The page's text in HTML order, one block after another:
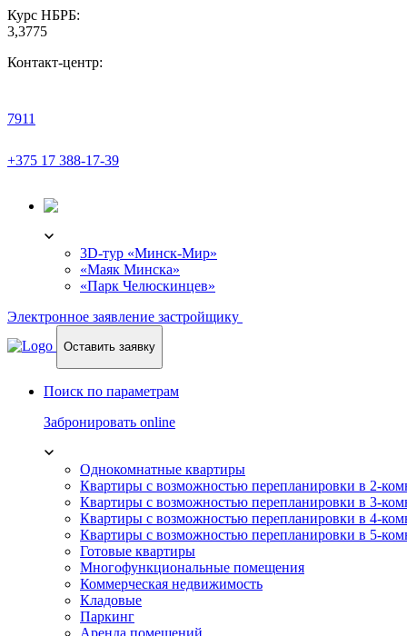
Курс НБРБ:
3,3775
Контакт-центр:
7911
+375 17 388-17-39
3D-тур «Минск-Мир»
«Маяк Минска»
«Парк Челюскинцев»
Электронное заявление застройщику
Оставить заявку
Поиск по параметрам
Забронировать online
Однокомнатные квартиры
Квартиры с возможностью перепланировки в 2-
Квартиры с возможностью перепланировки в 3-
Квартиры с возможностью перепланировки в 4-
Квартиры с возможностью перепланировки в 5-
Готовые квартиры
Многофункциональные помещения
Коммерческая недвижимость
Кладовые
Паркинг
Аренда помещений